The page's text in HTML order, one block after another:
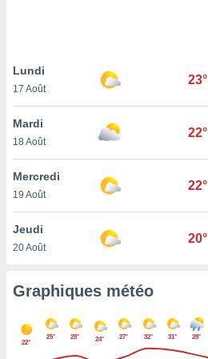
pas
de
à
cas,
que
sur le
ne
Lundi
17 Août
23°
Mardi
18 Août
22°
Mercredi
19 Août
22°
Jeudi
20 Août
20°
Graphiques météo
22°
25° 28° 24° 27° 32° 31° 28°